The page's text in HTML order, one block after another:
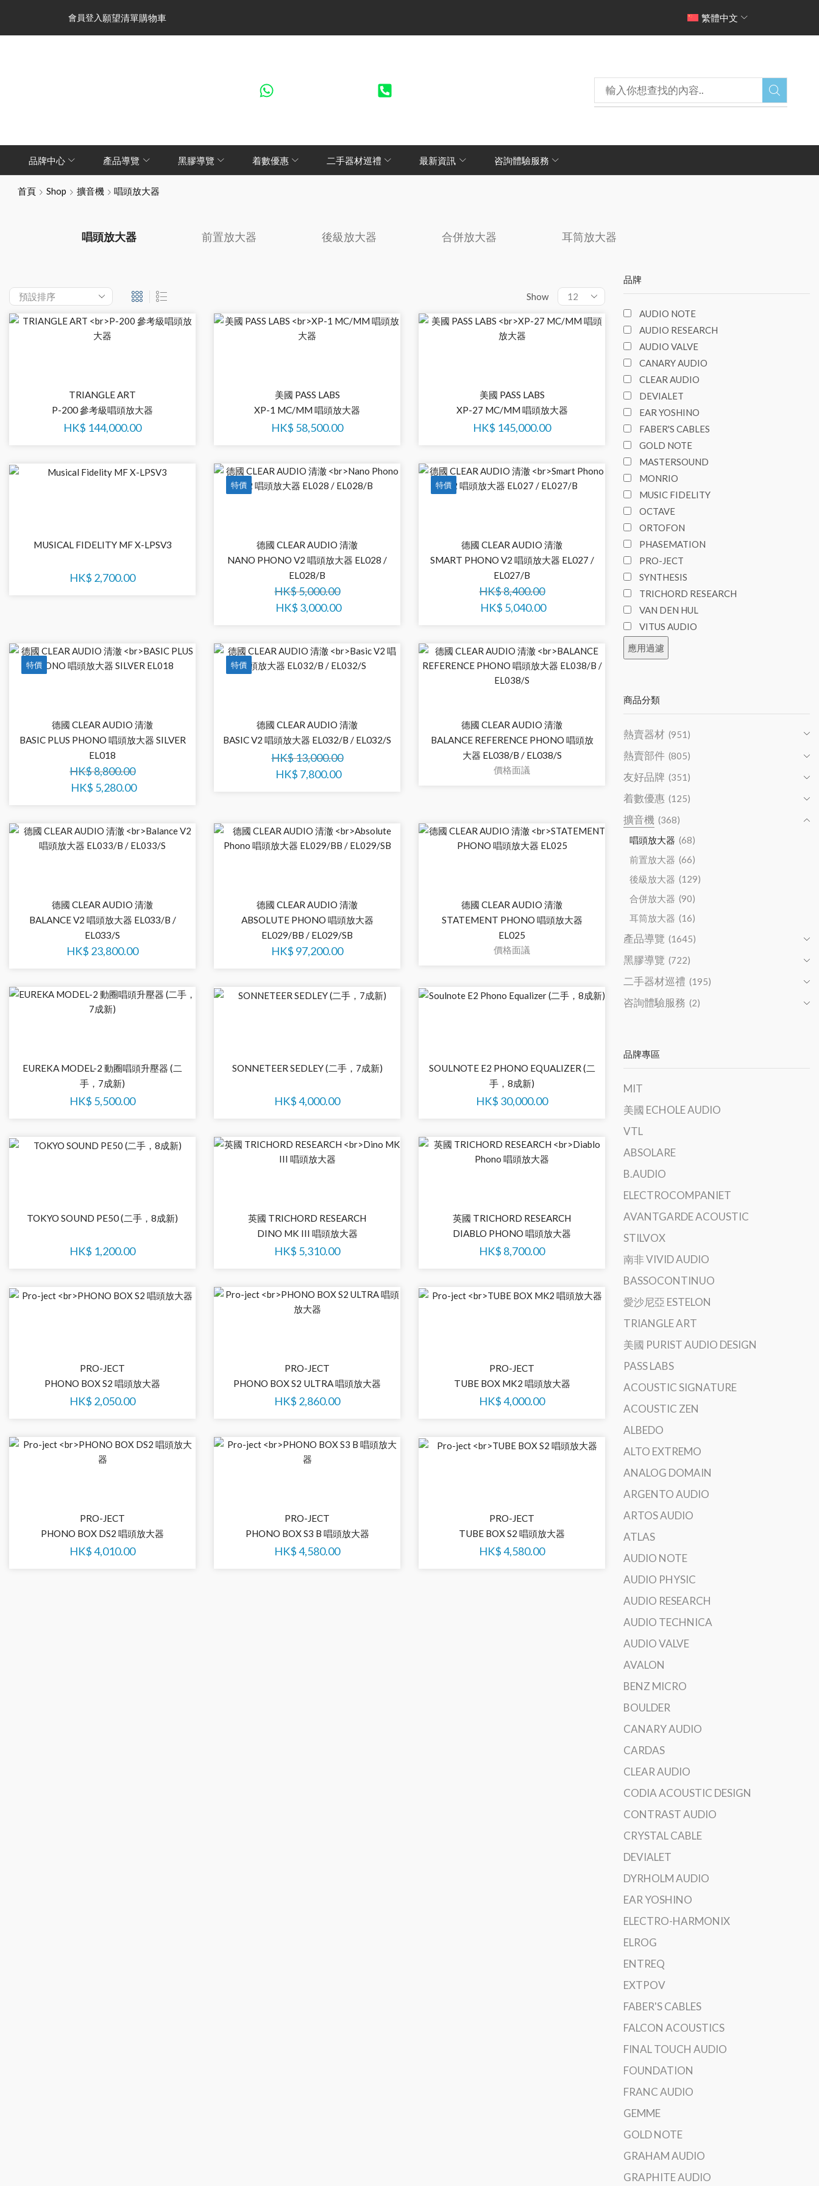
會員登入 願望清單購物車 繁體中文
品牌中心 產品導覽 黑膠導覽 着數優惠 二手器材巡禮 最新資訊 咨詢體驗服務
首頁 Shop 擴音機 唱頭放大器
唱頭放大器 前置放大器 後級放大器 合併放大器 耳筒放大器
Show
TRIANGLE ART
P-200 參考級唱頭放大器
HK$ 144,000.00
美國 PASS LABS
XP-1 MC/MM 唱頭放大器
HK$ 58,500.00
美國 PASS LABS
XP-27 MC/MM 唱頭放大器
HK$ 145,000.00
MUSICAL FIDELITY MF X-LPSV3
HK$ 2,700.00
特價
德國 CLEAR AUDIO 清澈
NANO PHONO V2 唱頭放大器 EL028 /
EL028/B
HK$5,000.00
HK$ 3,000.00
特價
德國 CLEAR AUDIO 清澈
SMART PHONO V2 唱頭放大器 EL027 /
EL027/B
HK$8,400.00
HK$ 5,040.00
特價
德國 CLEAR AUDIO 清澈
BASIC PLUS PHONO 唱頭放大器 SILVER
EL018
HK$8,800.00
HK$ 5,280.00
特價
德國 CLEAR AUDIO 清澈
BASIC V2 唱頭放大器 EL032/B / EL032/S
HK$13,000.00
HK$ 7,800.00
德國 CLEAR AUDIO 清澈
BALANCE REFERENCE PHONO 唱頭放
大器 EL038/B / EL038/S
價格面議
德國 CLEAR AUDIO 清澈
BALANCE V2 唱頭放大器 EL033/B /
EL033/S
HK$ 23,800.00
德國 CLEAR AUDIO 清澈
ABSOLUTE PHONO 唱頭放大器
EL029/BB / EL029/SB
HK$ 97,200.00
德國 CLEAR AUDIO 清澈
STATEMENT PHONO 唱頭放大器
EL025
價格面議
EUREKA MODEL-2 動圈唱頭升壓器 (二
手，7成新)
HK$ 5,500.00
SONNETEER SEDLEY (二手，7成新)
HK$4,000.00
SOULNOTE E2 PHONO EQUALIZER (二
手，8成新)
HK$ 30,000.00
TOKYO SOUND PE50 (二手，8成新)
HK$ 1,200.00
英國 TRICHORD RESEARCH
DINO MK III 唱頭放大器
HK$ 5,310.00
英國 TRICHORD RESEARCH
DIABLO PHONO 唱頭放大器
HK$ 8,700.00
PRO-JECT
PHONO BOX S2 唱頭放大器
HK$ 2,050.00
PRO-JECT
PHONO BOX S2 ULTRA 唱頭放大器
HK$ 2,860.00
PRO-JECT
TUBE BOX MK2 唱頭放大器
HK$4,000.00
PRO-JECT
PHONO BOX DS2 唱頭放大器
HK$4,010.00
PRO-JECT
PHONO BOX S3 B 唱頭放大器
HK$4,580.00
PRO-JECT
TUBE BOX S2 唱頭放大器
HK$4,580.00
品牌
AUDIO NOTE
AUDIO RESEARCH
AUDIO VALVE
CANARY AUDIO
CLEAR AUDIO
DEVIALET
EAR YOSHINO
FABER'S CABLES
GOLD NOTE
MASTERSOUND
MONRIO
MUSIC FIDELITY
OCTAVE
ORTOFON
PHASEMATION
PRO-JECT
SYNTHESIS
TRICHORD RESEARCH
VAN DEN HUL
VITUS AUDIO
應用過濾
商品分類
熱賣器材 (951)
熱賣部件 (805)
友好品牌 (351)
着數優惠 (125)
擴音機 (368)
唱頭放大器 (68)
前置放大器 (66)
後級放大器 (129)
合併放大器 (90)
耳筒放大器 (16)
產品導覽 (1645)
黑膠導覽 (722)
二手器材巡禮 (195)
咨詢體驗服務 (2)
品牌專區
MIT
美國 ECHOLE AUDIO
VTL
ABSOLARE
B.AUDIO
ELECTROCOMPANIET
AVANTGARDE ACOUSTIC
STILVOX
南非 VIVID AUDIO
BASSOCONTINUO
愛沙尼亞 ESTELON
TRIANGLE ART
美國 PURIST AUDIO DESIGN
PASS LABS
ACOUSTIC SIGNATURE
ACOUSTIC ZEN
ALBEDO
ALTO EXTREMO
ANALOG DOMAIN
ARGENTO AUDIO
ARTOS AUDIO
ATLAS
AUDIO NOTE
AUDIO PHYSIC
AUDIO RESEARCH
AUDIO TECHNICA
AUDIO VALVE
AVALON
BENZ MICRO
BOULDER
CANARY AUDIO
CARDAS
CLEAR AUDIO
CODIA ACOUSTIC DESIGN
CONTRAST AUDIO
CRYSTAL CABLE
DEVIALET
DYRHOLM AUDIO
EAR YOSHINO
ELECTRO-HARMONIX
ELROG
ENTREQ
EXTPOV
FABER'S CABLES
FALCON ACOUSTICS
FINAL TOUCH AUDIO
FOUNDATION
FRANC AUDIO
GEMME
GOLD NOTE
GRAHAM AUDIO
GRAPHITE AUDIO